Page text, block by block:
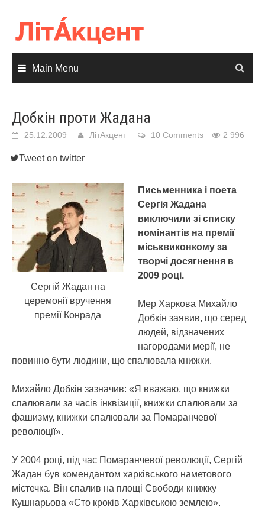
content
Main Menu
Добкін проти Жадана
25.12.2009 ЛітАкцент 10 Comments 2 996
Tweet on twitter
Сергій Жадан на
церемонії вручення
премії Конрада
Письменника і поета
Сергія Жадана
виключили зі списку
номінантів на премії
міськвиконкому за
творчі досягнення в
2009 році.
Мер Харкова Михайло
Добкін заявив, що серед
людей, відзначених
нагородами мерії, не
повинно бути людини, що спалювала книжки.
Михайло Добкін зазначив: «Я вважаю, що книжки
спалювали за часів інквізиції, книжки спалювали за
фашизму, книжки спалювали за Помаранчевої
революції».
У 2004 році, під час Помаранчевої революції, Сергій
Жадан був комендантом харківського наметового
містечка. Він спалив на площі Свободи книжку
Кушнарьова «Сто кроків Харківською землею».